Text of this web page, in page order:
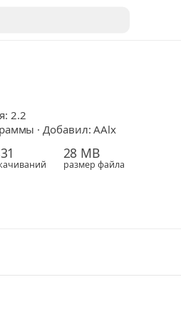
2.2
· Добавил: AAlx
28 MB
размер файла